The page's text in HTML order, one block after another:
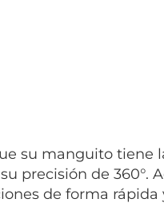
su manguito tiene
precisión de 360°.
de forma rápida